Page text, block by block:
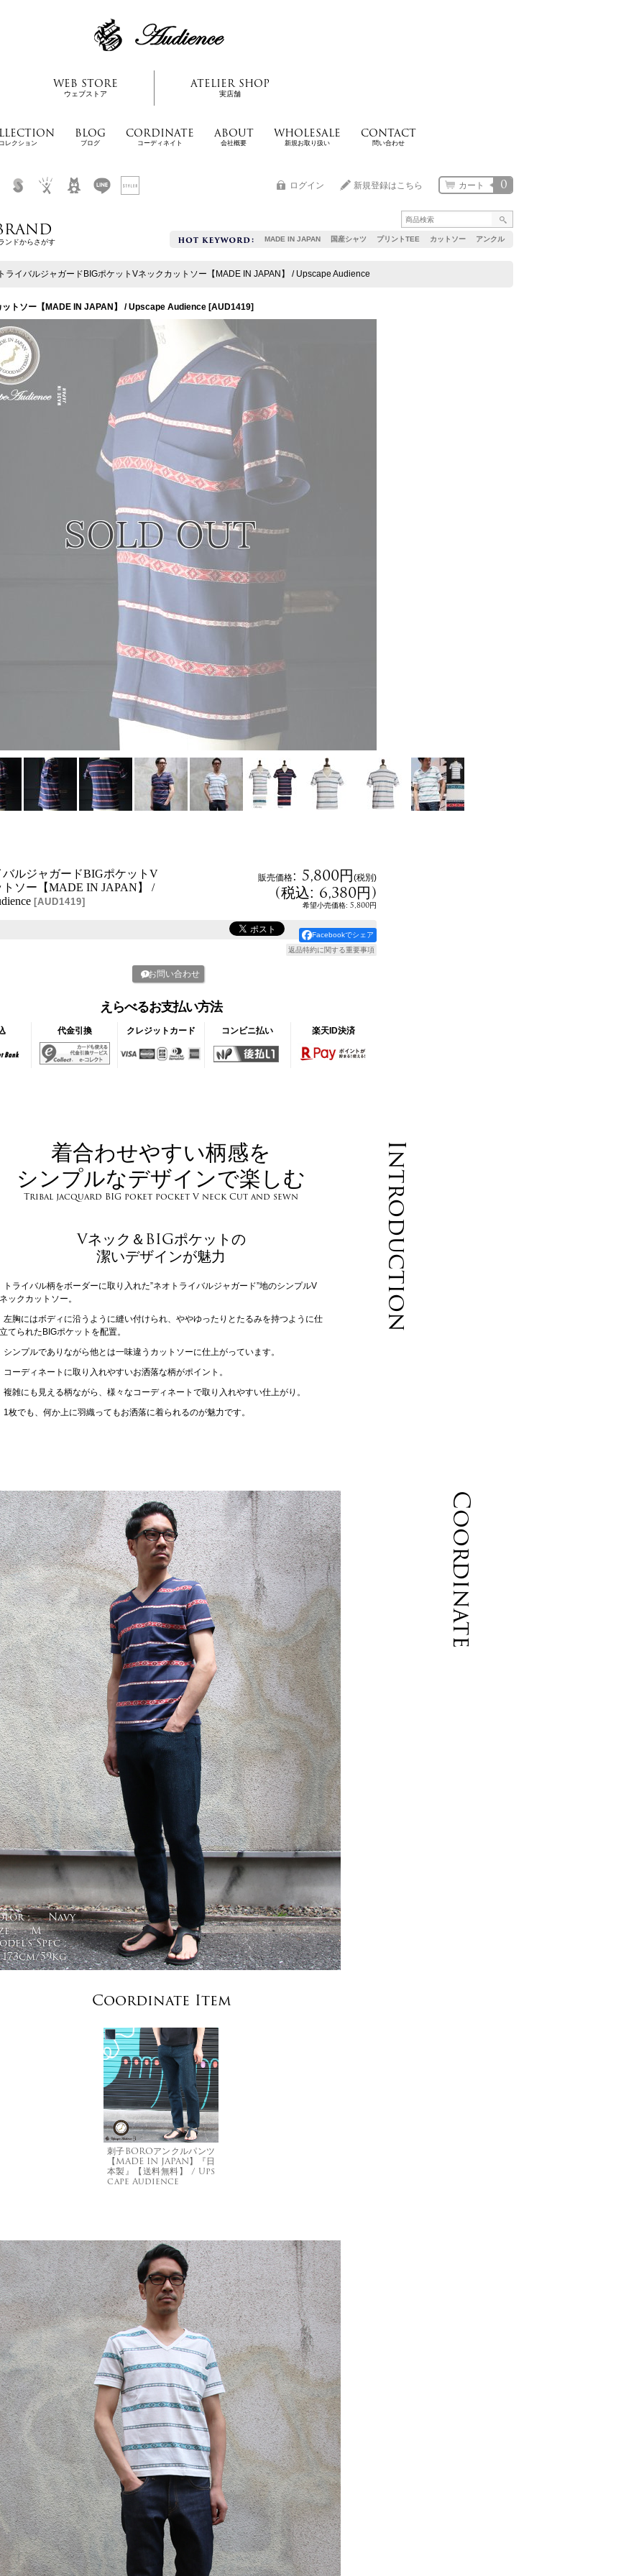
WEB STORE
ウェブストア
ATELIER SHOP
実店舗
レクション
BLOG
ブログ
CORDINATE
コーディネイト
ABOUT
会社概要
WHOLESALE
新規お取り扱い
CONTACT
問い合わせ
MADE IN JAPAN 国産シャツ プリントTEE カットソー アンクル
0
カート
ログイン 新規登録はこちら
ンドからさがす
ライバルジャガードBIGポケットVネックカットソー【MADE IN JAPAN】 / Upscape Audience
トソー【MADE IN JAPAN】 / Upscape Audience [AUD1419]
バルジャガードBIGポケットV
ソー【MADE IN JAPAN】 /
[AUD1419]
販売価格: 5,800円(税別)
(税込: 6,380円)
希望小売価格: 5,800円
Facebookでシェア
返品特約に関する重要事項
お問い合わせ
えらべるお支払い方法
代金引換 クレジットカード コンビニ払い 楽天ID決済
Introduction
着合わせやすい柄感を
シンプルなデザインで楽しむ
Tribal jacquard BIG poket pocket V neck Cut and sewn
Vネック＆BIGポケットの
潔いデザインが魅力
トライバル柄をボーダーに取り入れた”ネオトライバルジャガード”地のシンプルV
ネックカットソー。
左胸にはボディに沿うように縫い付けられ、ややゆったりとたるみを持つように仕
立てられたBIGポケットを配置。
シンプルでありながら他とは一味違うカットソーに仕上がっています。
コーディネートに取り入れやすいお洒落な柄がポイント。
複雑にも見える柄ながら、様々なコーディネートで取り入れやすい仕上がり。
1枚でも、何か上に羽織ってもお洒落に着られるのが魅力です。
Coordinate
:
Navy
:
M
Spec :
173cm/59kg
Coordinate Item
刺子BOROアンクルパンツ
【MADE IN JAPAN】『日
本製』【送料無料】 / Ups
cape Audience